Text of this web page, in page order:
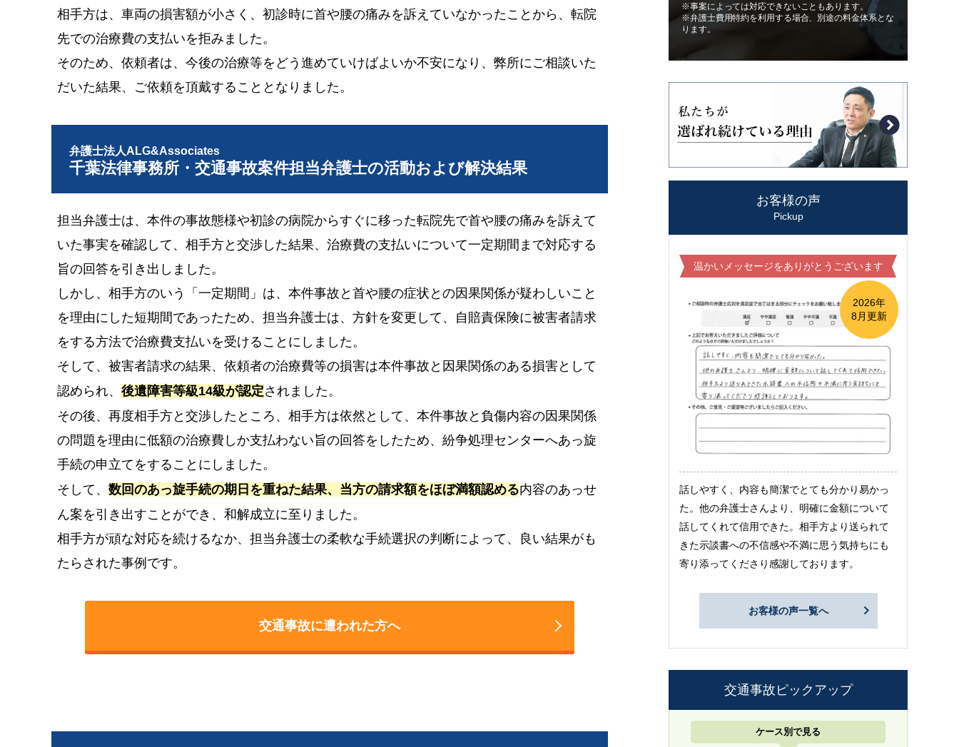
相手方は、車両の損害額が小さく、初診時に首や腰の痛みを訴えていなかったことから、転院
先での治療費の支払いを拒みました。
そのため、依頼者は、今後の治療等をどう進めていけばよいか不安になり、弊所にご相談いた
だいた結果、ご依頼を頂戴することとなりました。
弁護士法人ALG&Associates
千葉法律事務所・交通事故案件担当弁護士の活動および解決結果
担当弁護士は、本件の事故態様や初診の病院からすぐに移った転院先で首や腰の痛みを訴えて
いた事実を確認して、相手方と交渉した結果、治療費の支払いについて一定期間まで対応する
旨の回答を引き出しました。
しかし、相手方のいう「一定期間」は、本件事故と首や腰の症状との因果関係が疑わしいこと
を理由にした短期間であったため、担当弁護士は、方針を変更して、自賠責保険に被害者請求
をする方法で治療費支払いを受けることにしました。
そして、被害者請求の結果、依頼者の治療費等の損害は本件事故と因果関係のある損害として
認められ、 後遺障害等級14級が認定されました。
その後、再度相手方と交渉したところ、相手方は依然として、本件事故と負傷内容の因果関係
の問題を理由に低額の治療費しか支払わない旨の回答をしたため、紛争処理センターへあっ旋
手続の申立てをすることにしました。
そして、 数回のあっ旋手続の期日を重ねた結果、当方の請求額をほぼ満額認める内容のあっせ
ん案を引き出すことができ、和解成立に至りました。
相手方が頑な対応を続けるなか、担当弁護士の柔軟な手続選択の判断によって、良い結果がも
たらされた事例です。
交通事故に遭われた方へ
※事案によっては対応できないこともあります。
※弁護士費用特約を利用する場合、別途の料金体系とな
ります。
お客様の声
Pickup
温かいメッセージをありがとうございます
2026年
8月更新
話しやすく、内容も簡潔でとても分かり易かっ
た。他の弁護士さんより、明確に金額について
話してくれて信用できた。相手方より送られて
きた示談書への不信感や不満に思う気持ちにも
寄り添ってくださり感謝しております。
お客様の声一覧へ
交通事故ピックアップ
ケース別で見る